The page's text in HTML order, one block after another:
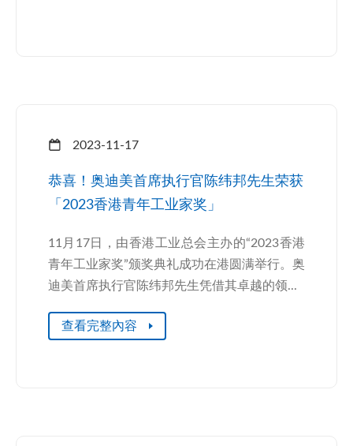
2023-11-17
恭喜！奥迪美首席执行官陈纬邦先生荣获
「2023香港青年工业家奖」
11月17日，由香港工业总会主办的“2023香港
青年工业家奖”颁奖典礼成功在港圆满举行。奥
迪美首席执行官陈纬邦先生凭借其卓越的领...
查看完整內容